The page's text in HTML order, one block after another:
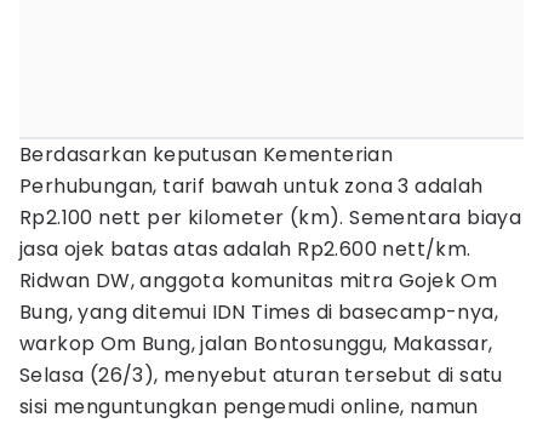
Berdasarkan keputusan Kementerian
Perhubungan, tarif bawah untuk zona 3 adalah
Rp2.100 nett per kilometer (km). Sementara biaya
jasa ojek batas atas adalah Rp2.600 nett/km.
Ridwan DW, anggota komunitas mitra Gojek Om
Bung, yang ditemui IDN Times di basecamp-nya,
warkop Om Bung, jalan Bontosunggu, Makassar,
Selasa (26/3), menyebut aturan tersebut di satu
sisi menguntungkan pengemudi online, namun